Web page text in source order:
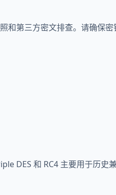
和第三方密文排查。请确保
DES 和 RC4 主要用于历史